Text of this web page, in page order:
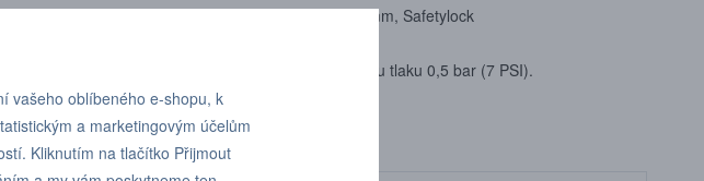
Originální norma CEJN, 7,4 mm, Safetylock
se měří při tlaku na vstupu 6 bar (87 PSI) a poklesu tlaku 0,5 bar (7 PSI).
vašeho oblíbeného e-shopu, k
a marketingovým účelům
Kliknutím na tlačítko Přijmout